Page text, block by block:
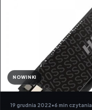
NOWINKI
19 grudnia 2022•6 min czytania